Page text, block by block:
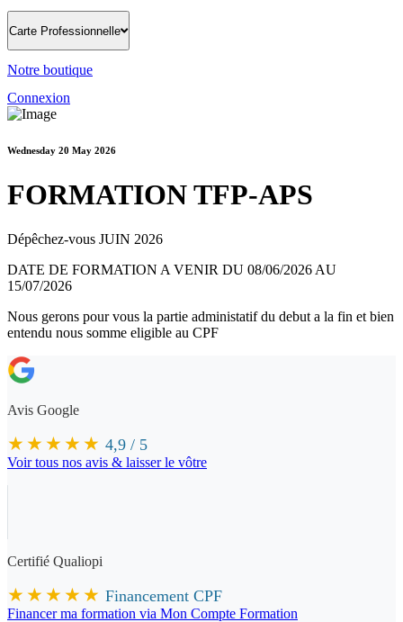
Carte Professionnelle
Notre boutique
Connexion
Wednesday 20 May 2026
FORMATION TFP-APS
Dépêchez-vous JUIN 2026
DATE DE FORMATION A VENIR DU 08/06/2026 AU
15/07/2026
Nous gerons pour vous la partie administatif du debut a la fin et bien
entendu nous somme eligible au CPF
Avis Google
★★★★★ 4,9 / 5
Voir tous nos avis & laisser le vôtre
Certifié Qualiopi
★★★★★ Financement CPF
Financer ma formation via Mon Compte Formation